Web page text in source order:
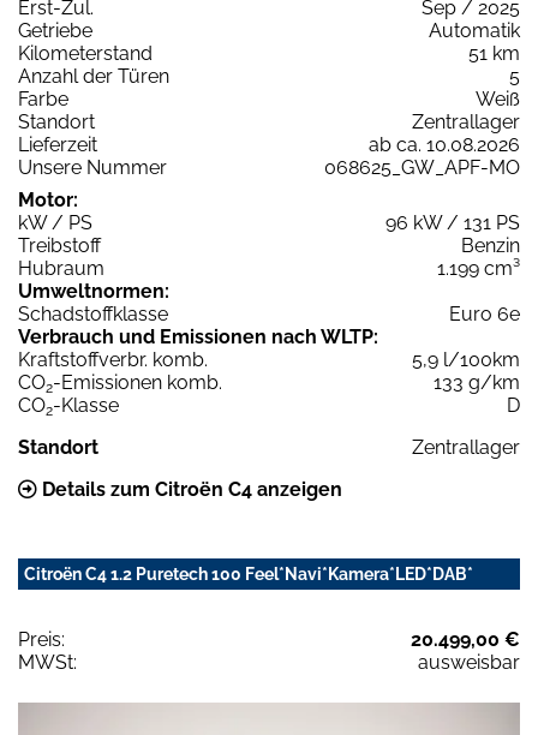
Erst-Zul.
Sep / 2025
Getriebe
Automatik
Kilometerstand
51 km
Anzahl der Türen
5
Farbe
Weiß
Standort
Zentrallager
Lieferzeit
ab ca. 10.08.2026
Unsere Nummer
068625_GW_APF-MO
Motor:
kW / PS
96 kW / 131 PS
Treibstoff
Benzin
Hubraum
1.199 cm³
Umweltnormen:
Schadstoffklasse
Euro 6e
Verbrauch und Emissionen nach WLTP:
Kraftstoffverbr. komb.
5,9 l/100km
CO2-Emissionen komb.
133 g/km
CO2-Klasse
D
Standort
Zentrallager
Details zum Citroën C4 anzeigen
Citroën C4 1.2 Puretech 100 Feel*Navi*Kamera*LED*DAB*
Preis:
20.499,00 €
MWSt:
ausweisbar